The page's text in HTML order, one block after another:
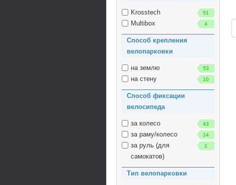
Krosstech 51
Multibox 4
Способ крепления
велопарковки
на землю 53
на стену 10
Способ фиксации
велосипеда
за колесо 43
за раму/колесо 14
за руль (для
самокатов)
1
Тип велопарковки